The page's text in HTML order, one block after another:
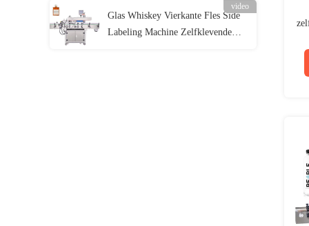
video
Glas Whiskey Vierkante Fles Side
Labeling Machine Zelfklevende